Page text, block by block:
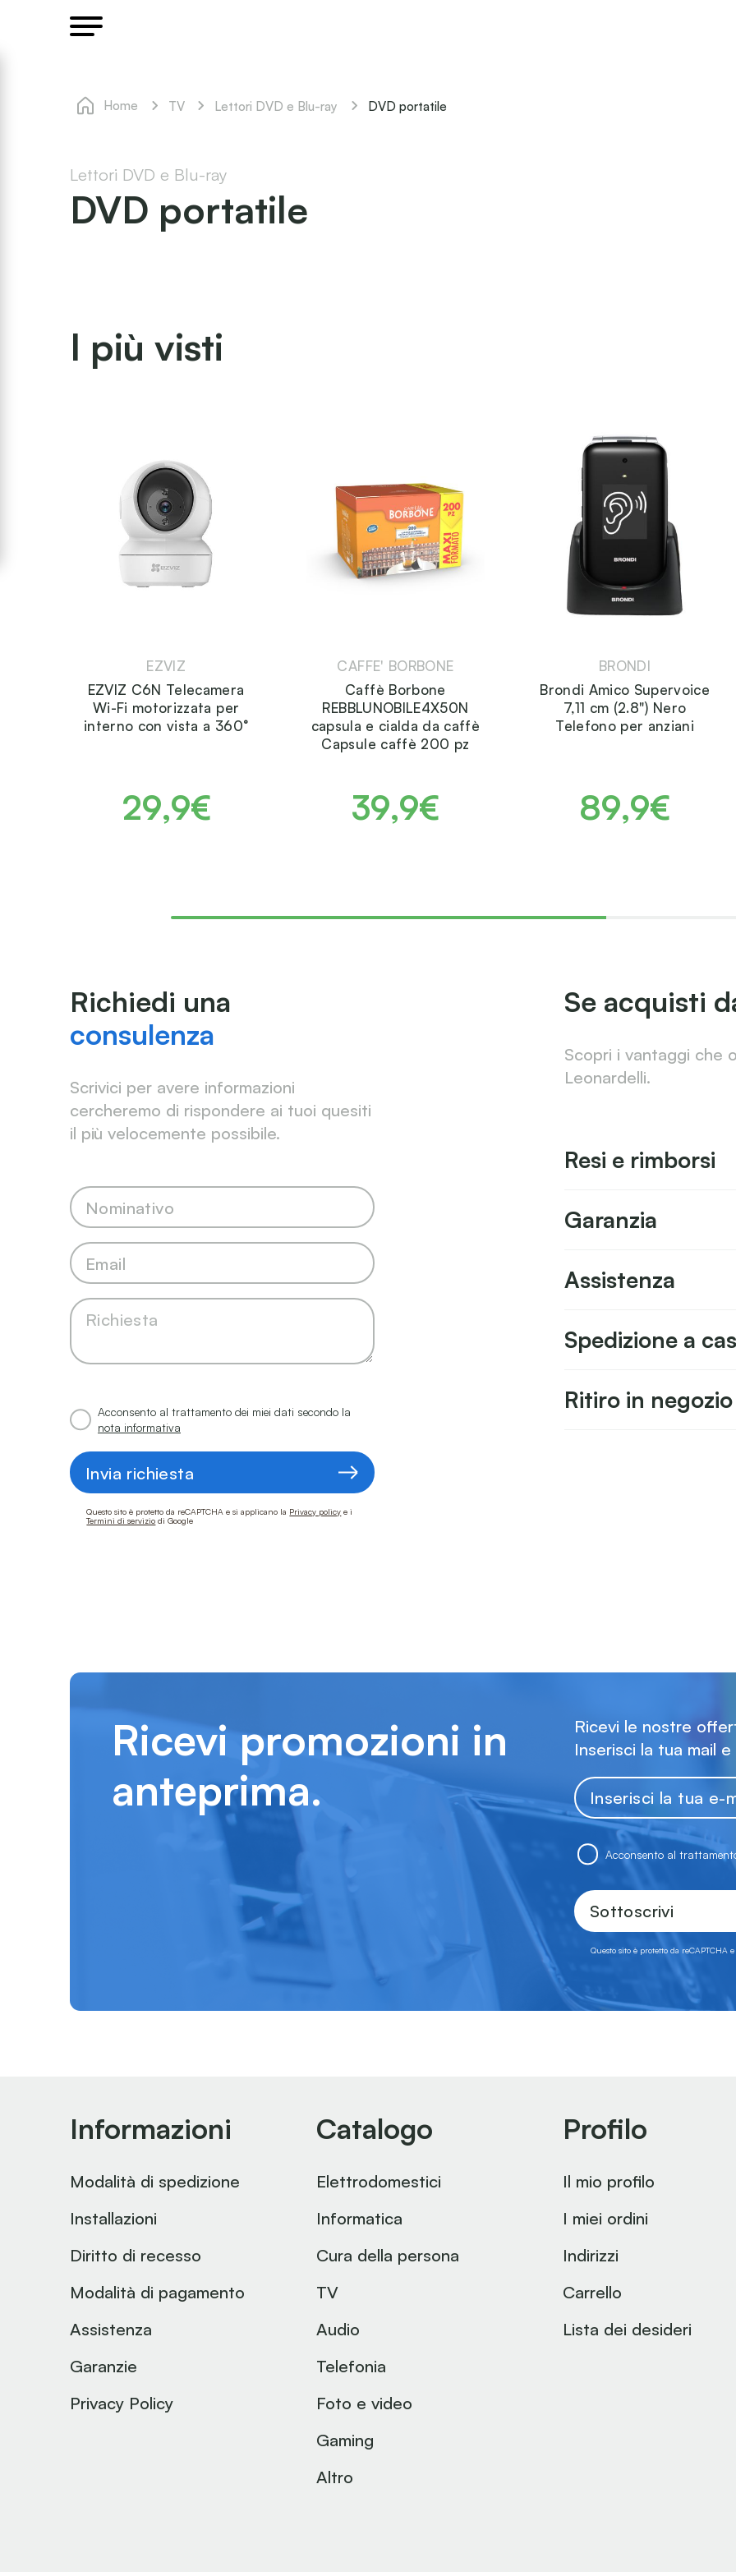
Home TV Lettori DVD e Blu-ray DVD portatile
Lettori DVD e Blu-ray
DVD portatile
I più visti
EZVIZ
EZVIZ C6N Telecamera
Wi-Fi motorizzata per
interno con vista a 360°
29,9€
CAFFE' BORBONE
Caffè Borbone
REBBLUNOBILE4X50N
capsula e cialda da caffè
Capsule caffè 200 pz
39,9€
BRONDI
Brondi Amico Supervoice
7,11 cm (2.8") Nero
Telefono per anziani
89,9€
Richiedi una
consulenza
Scrivici per avere informazioni
cercheremo di rispondere ai tuoi quesiti
il più velocemente possibile.
Acconsento al trattamento dei miei dati secondo la
nota informativa
Invia richiesta
Questo sito è protetto da reCAPTCHA e si applicano la Privacy policy e i
Termini di servizio di Google
Se acquisti
Scopri i vantaggi che
Leonardelli.
Resi e rimborsi
Garanzia
Assistenza
Spedizione a
Ritiro in negozio
Ricevi promozioni in
anteprima.
Ricevi le nostre
Inserisci la tua mail
Acconsento al
Sottoscrivi
Questo sito è protetto da reCAPTCHA
Informazioni
Modalità di spedizione
Installazioni
Diritto di recesso
Modalità di pagamento
Assistenza
Garanzie
Privacy Policy
Catalogo
Elettrodomestici
Informatica
Cura della persona
TV
Audio
Telefonia
Foto e video
Gaming
Altro
Profilo
Il mio profilo
I miei ordini
Indirizzi
Carrello
Lista dei desideri